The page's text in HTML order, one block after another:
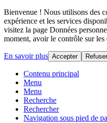
Bienvenue ! Nous utilisons des
expérience et les services
visitez la page Données
moment, avoir le contrôle sur
En savoir plus Accepter Refuser
Contenu principal
Menu
Menu
Recherche
Rechercher
Navigation sous pied de